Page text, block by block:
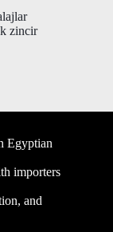
zincir
Egyptian
importers
and